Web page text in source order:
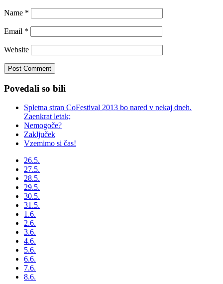
Name *
Email *
Website
Povedali so bili
Spletna stran CoFestival 2013 bo nared v nekaj dneh.
Zaenkrat letak;
Nemogoče?
Zaključek
Vzemimo si čas!
26.5.
27.5.
28.5.
29.5.
30.5.
31.5.
1.6.
2.6.
3.6.
4.6.
5.6.
6.6.
7.6.
8.6.